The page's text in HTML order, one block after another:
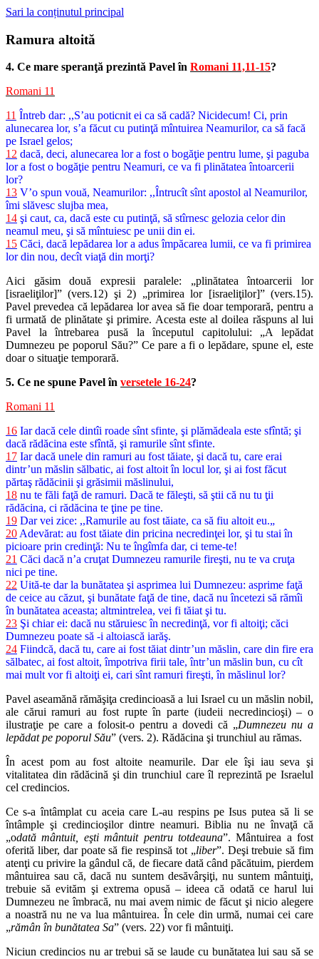
Sari la conținutul principal
Ramura altoită
4. Ce mare speranţă prezintă Pavel în Romani 11,11-15?
Romani 11
11 Întreb dar: ,,S’au poticnit ei ca să cadă? Nicidecum! Ci, prin
alunecarea lor, s’a făcut cu putinţă mîntuirea Neamurilor, ca să facă
pe Israel gelos;
12 dacă, deci, alunecarea lor a fost o bogăţie pentru lume, şi paguba
lor a fost o bogăţie pentru Neamuri, ce va fi plinătatea întoarcerii
lor?
13 V’o spun vouă, Neamurilor: ,,Întrucît sînt apostol al Neamurilor,
îmi slăvesc slujba mea,
14 şi caut, ca, dacă este cu putinţă, să stîrnesc gelozia celor din
neamul meu, şi să mîntuiesc pe unii din ei.
15 Căci, dacă lepădarea lor a adus împăcarea lumii, ce va fi primirea
lor din nou, decît viaţă din morţi?
Aici găsim două expresii paralele: „plinătatea întoarcerii lor
[israeliţilor]” (vers.12) şi 2) „primirea lor [israeliţilor]” (vers.15).
Pavel prevedea că lepădarea lor avea să fie doar temporară, pentru a
fi urmată de plinătate şi primire. Acesta este al doilea răspuns al lui
Pavel la întrebarea pusă la începutul capitolului: „A lepădat
Dumnezeu pe poporul Său?” Ce pare a fi o lepădare, spune el, este
doar o situaţie temporară.
5. Ce ne spune Pavel în versetele 16-24?
Romani 11
16 Iar dacă cele dintîi roade sînt sfinte, şi plămădeala este sfîntă; şi
dacă rădăcina este sfîntă, şi ramurile sînt sfinte.
17 Iar dacă unele din ramuri au fost tăiate, şi dacă tu, care erai
dintr’un măslin sălbatic, ai fost altoit în locul lor, şi ai fost făcut
părtaş rădăcinii şi grăsimii măslinului,
18 nu te făli faţă de ramuri. Dacă te făleşti, să ştii că nu tu ţii
rădăcina, ci rădăcina te ţine pe tine.
19 Dar vei zice: ,,Ramurile au fost tăiate, ca să fiu altoit eu.„
20Adevărat: au fost tăiate din pricina necredinţei lor, şi tu stai în
picioare prin credinţă: Nu te îngîmfa dar, ci teme-te!
21 Căci dacă n’a cruţat Dumnezeu ramurile fireşti, nu te va cruţa
nici pe tine.
22 Uită-te dar la bunătatea şi asprimea lui Dumnezeu: asprime faţă
de ceice au căzut, şi bunătate faţă de tine, dacă nu încetezi să rămîi
în bunătatea aceasta; altmintrelea, vei fi tăiat şi tu.
23 Şi chiar ei: dacă nu stăruiesc în necredinţă, vor fi altoiţi; căci
Dumnezeu poate să -i altoiască iarăş.
24 Fiindcă, dacă tu, care ai fost tăiat dintr’un măslin, care din fire era
sălbatec, ai fost altoit, împotriva firii tale, într’un măslin bun, cu cît
mai mult vor fi altoiţi ei, cari sînt ramuri fireşti, în măslinul lor?
Pavel aseamănă rămăşiţa credincioasă a lui Israel cu un măslin nobil,
ale cărui ramuri au fost rupte în parte (iudeii necredincioşi) – o
ilustraţie pe care a folosit-o pentru a dovedi că „Dumnezeu nu a
lepădat pe poporul Său” (vers. 2). Rădăcina şi trunchiul au rămas.
În acest pom au fost altoite neamurile. Dar ele îşi iau seva şi
vitalitatea din rădăcină şi din trunchiul care îl reprezintă pe Israelul
cel credincios.
Ce s-a întâmplat cu aceia care L-au respins pe Isus putea să li se
întâmple şi credincioşilor dintre neamuri. Biblia nu ne învaţă că
„odată mântuit, eşti mântuit pentru totdeauna”. Mântuirea a fost
oferită liber, dar poate să fie respinsă tot „liber”. Deşi trebuie să fim
atenţi cu privire la gândul că, de fiecare dată când păcătuim, pierdem
mântuirea sau că, dacă nu suntem desăvârşiţi, nu suntem mântuiţi,
trebuie să evităm şi extrema opusă – ideea că odată ce harul lui
Dumnezeu ne îmbracă, nu mai avem nimic de făcut şi nicio alegere
a noastră nu ne va lua mântuirea. În cele din urmă, numai cei care
„rămân în bunătatea Sa” (vers. 22) vor fi mântuiţi.
Niciun credincios nu ar trebui să se laude cu bunătatea lui sau să se